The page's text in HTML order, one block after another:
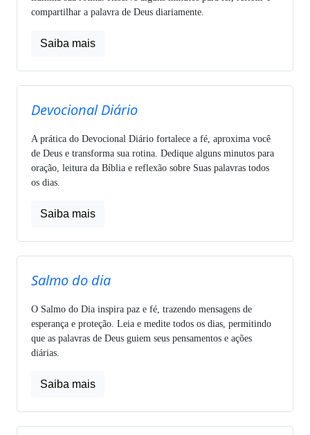
compartilhar a palavra de Deus diariamente.
Saiba mais
Devocional Diário
A prática do Devocional Diário fortalece a fé, aproxima você
de Deus e transforma sua rotina. Dedique alguns minutos para
oração, leitura da Bíblia e reflexão sobre Suas palavras todos
os dias.
Saiba mais
Salmo do dia
O Salmo do Dia inspira paz e fé, trazendo mensagens de
esperança e proteção. Leia e medite todos os dias, permitindo
que as palavras de Deus guiem seus pensamentos e ações
diárias.
Saiba mais